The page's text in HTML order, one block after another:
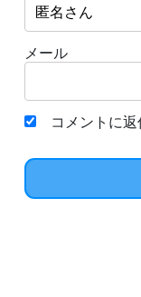
メール
コメントに返